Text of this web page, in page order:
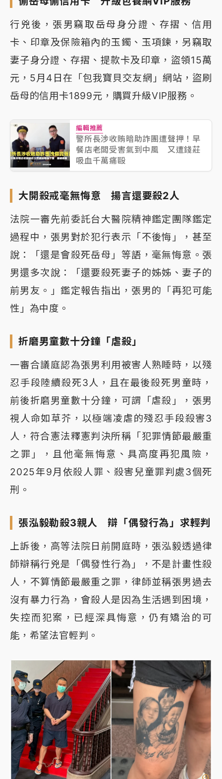
行兇後，張男竊取岳母身分證、存摺、信用
卡、印章及保險箱內的玉鐲、玉項鍊，另竊取
妻子身分證、存摺、提款卡及印章，盜領15萬
元，5月4日在「包我寶貝交友網」網站，盜刷
岳母的信用卡1899元，購買升級VIP服務。
編輯推薦
警所長涉收賄暗助詐團遭聲押！早
餐店老闆受害氣到中風 又遭錢莊
吸血千萬痛毆
大開殺戒毫無悔意 揚言還要殺2人
法院一審先前委託台大醫院精神鑑定團隊鑑定
過程中，張男對於犯行表示「不後悔」，甚至
說：「還是會殺死岳母」等語，毫無悔意。張
男還多次說：「還要殺死妻子的姊姊、妻子的
前男友。」鑑定報告指出，張男的「再犯可能
性」為中度。
折磨男童數十分鐘「虐殺」
一審合議庭認為張男利用被害人熟睡時，以殘
忍手段陸續殺死3人，且在最後殺死男童時，
前後折磨男童數十分鐘，可謂「虐殺」，張男
視人命如草芥，以極端凌虐的殘忍手段殺害3
人，符合憲法釋憲判決所稱「犯罪情節最嚴重
之罪」，且他毫無悔意、具高度再犯風險，
2025年9月依殺人罪、殺害兒童罪判處3個死
刑。
張泓毅勒殺3親人 辯「偶發行為」求輕判
上訴後，高等法院日前開庭時，張泓毅透過律
師辯稱行兇是「偶發性行為」，不是計畫性殺
人，不算情節最嚴重之罪，律師並稱張男過去
沒有暴力行為，會殺人是因為生活遇到困境，
失控而犯案，已經深具悔意，仍有矯治的可
能，希望法官輕判。